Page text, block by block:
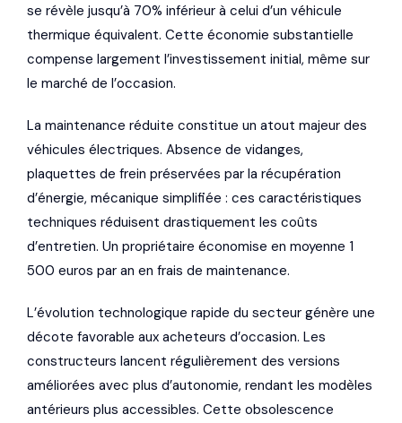
se révèle jusqu’à 70% inférieur à celui d’un véhicule
thermique équivalent. Cette économie substantielle
compense largement l’investissement initial, même sur
le marché de l’occasion.
La maintenance réduite constitue un atout majeur des
véhicules électriques. Absence de vidanges,
plaquettes de frein préservées par la récupération
d’énergie, mécanique simplifiée : ces caractéristiques
techniques réduisent drastiquement les coûts
d’entretien. Un propriétaire économise en moyenne 1
500 euros par an en frais de maintenance.
L’évolution technologique rapide du secteur génère une
décote favorable aux acheteurs d’occasion. Les
constructeurs lancent régulièrement des versions
améliorées avec plus d’autonomie, rendant les modèles
antérieurs plus accessibles. Cette obsolescence